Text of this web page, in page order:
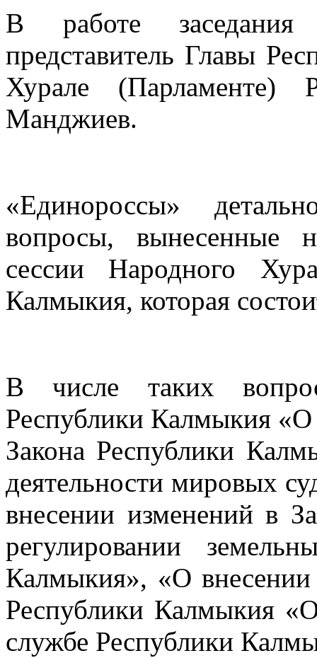
В работе
представитель Главы
Хурале (Парламенте)
Манджиев.
«Единороссы»
вопросы, вынесенные
сессии Народного
Калмыкия, которая
В числе таких
Республики Калмыкия «О
Закона Республики
деятельности мировых
внесении изменений в
регулировании
Калмыкия», «О внесении
Республики Калмыкия
службе Республики